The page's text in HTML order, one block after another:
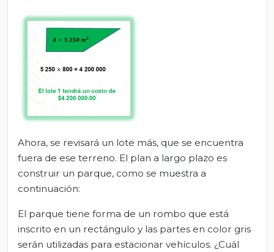
Ahora, se revisará un lote más, que se encuentra
fuera de ese terreno. El plan a largo plazo es
construir un parque, como se muestra a
continuación:
El parque tiene forma de un rombo que está
inscrito en un rectángulo y las partes en color gris
serán utilizadas para estacionar vehículos. ¿Cuál